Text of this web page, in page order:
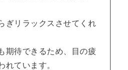
ぎリラックスさせてくれ
期待できるため、目の疲
れています。